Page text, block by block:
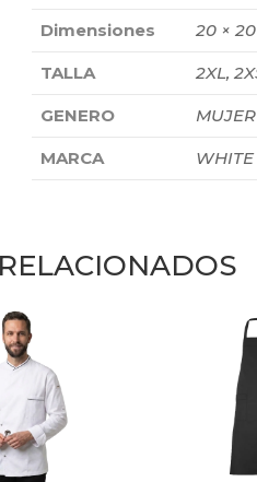
Dimensiones 20 ×
TALLA 2XL,
GENERO MUJER
MARCA WHITE